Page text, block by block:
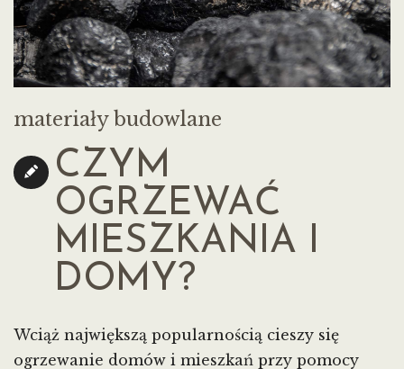
materiały budowlane
CZYM
OGRZEWAĆ
MIESZKANIA I
DOMY?
Wciąż największą popularnością cieszy się
ogrzewanie domów i mieszkań przy pomocy